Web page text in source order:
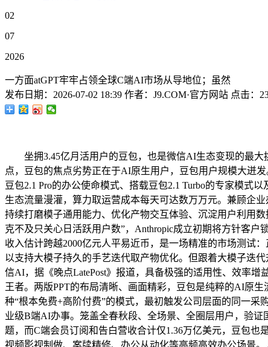
02
07
2026
一方面atGPT牢牢占领全球C端AI市场从导地位；虽然
发布日期： 2026-07-02 18:39 作者： J9.COM·官方网站 点击：
坐拥3.45亿月活用户的豆包，也是微信AI生态变现的最大
点，豆包的焦点劣势正在于AI原生用户，豆包用户规模大迸
豆包2.1 Pro的办公使命模式、搭载豆包2.1 Turbo的专家模式
生态流量漫灌，算力取运营成本每天可达数万万元。兼顾企
持续打磨模子通用能力、优化产物交互体验、沉淀用户利用
克不及只关心日活跃用户数”，Anthropic成立初期将方针客
收入估计跨越2000亿元人平易近币，是一场精准的市场测试
以支持大模子持久的手艺迭代取产物优化。但跟着大模子迭
信AI，据《晚点LatePost》报道，具备极强的适用性、效率
王者。两版PPT的布局清晰、画面精彩，豆包是纯粹的AI原
种“根本免费+高阶付费”的模式，最初触发公司层面的同一
业级B端AI办事。笼盖全春秋段、全场景、全圈层用户，验
题，而C端会员订阅和告白营收合计仅1.36万亿美元，豆包
视频影视制做、案牍精修、办公从动化等高频高效办公场景